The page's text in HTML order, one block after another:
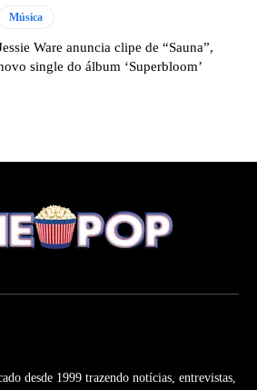
Música
Ware anuncia clipe de “Sauna”,
single do álbum ‘Superbloom’
desde 1999 trazendo notícias, entrevistas,